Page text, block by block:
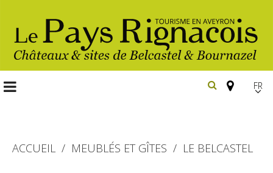
FR
ACCUEIL MEUBLÉS ET GÎTES LE BELCASTEL